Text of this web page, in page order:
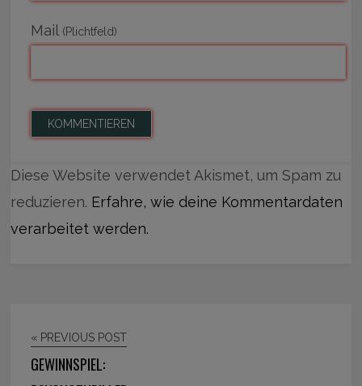
Mail (Plichtfeld)
Diese Website verwendet Akismet, um Spam zu
reduzieren. Erfahre, wie deine Kommentardaten
verarbeitet werden.
« PREVIOUS POST
GEWINNSPIEL: